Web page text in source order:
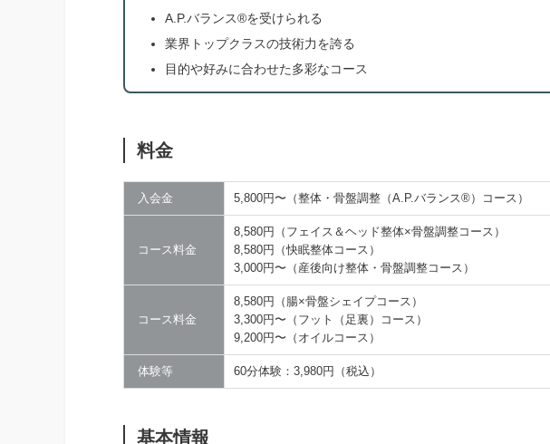
A.P.バランス®を受けられる
業界トップクラスの技術力を誇る
目的や好みに合わせた多彩なコース
料金
入会金 5,800円〜（整体・骨盤調整（A.P.バランス®）コース）
コース料金
8,580円（フェイス＆ヘッド整体×骨盤調整コース）
8,580円（快眠整体コース）
3,000円〜（産後向け整体・骨盤調整コース）
コース料金
8,580円（腸×骨盤シェイプコース）
3,300円〜（フット（足裏）コース）
9,200円〜（オイルコース）
体験等 60分体験：3,980円（税込）
基本情報